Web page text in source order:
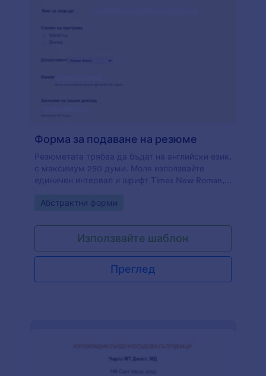
Форма за подаване на резюме
Резюметата трябва да бъдат на английски език,
с максимум 250 думи. Моля използвайте
единичен интервал и шрифт Times New Roman,
проучвания трябва да предоставят кратко
методологията, теорията и обобщение на
резултатите и/или заключения. Моля не
включвайте никакви диаграми, библиографии
или бележки под линия. Резюметата ще бъдат
прегледани анонимно.
Go to Category:
Абстрактни форми
Използвайте шаблон
Преглед